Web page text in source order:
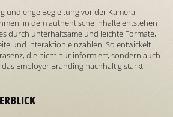
und enge Begleitung vor der Kamera
in dem authentische Inhalte entstehen
durch unterhaltsame und leichte Formate,
und Interaktion einzahlen. So entwickelt
die nicht nur informiert, sondern auch
Employer Branding nachhaltig stärkt.